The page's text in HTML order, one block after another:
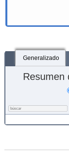
Generalizado
Resumen